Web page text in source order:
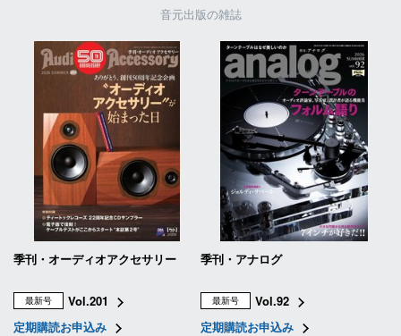
音元出版の雑誌
季刊・オーディオアクセサリー
最新号
Vol.201
定期購読お申込み
季刊・アナログ
最新号
Vol.92
定期購読お申込み